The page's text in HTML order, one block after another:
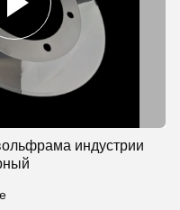
индустрии